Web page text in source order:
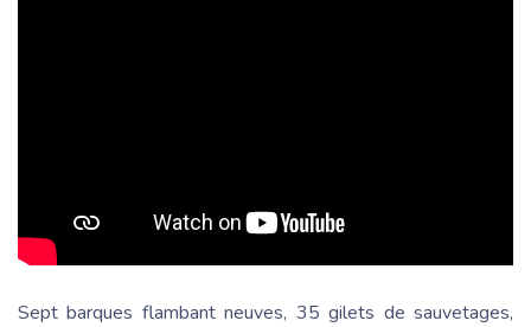
Sept barques flambant neuves, 35 gilets de sauvetages,